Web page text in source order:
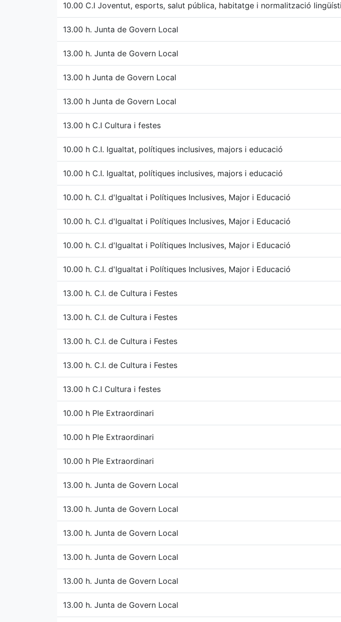
10.00 C.I Joventut, esports, salut pública, habitatge i normalització
13.00 h. Junta de Govern Local
13.00 h. Junta de Govern Local
13.00 h Junta de Govern Local
13.00 h Junta de Govern Local
13.00 h C.I Cultura i festes
10.00 h C.I. Igualtat, polítiques inclusives, majors i educació
10.00 h C.I. Igualtat, polítiques inclusives, majors i educació
10.00 h. C.I. d'Igualtat i Polítiques Inclusives, Major i Educació
10.00 h. C.I. d'Igualtat i Polítiques Inclusives, Major i Educació
10.00 h. C.I. d'Igualtat i Polítiques Inclusives, Major i Educació
10.00 h. C.I. d'Igualtat i Polítiques Inclusives, Major i Educació
13.00 h. C.I. de Cultura i Festes
13.00 h. C.I. de Cultura i Festes
13.00 h. C.I. de Cultura i Festes
13.00 h. C.I. de Cultura i Festes
13.00 h C.I Cultura i festes
10.00 h Ple Extraordinari
10.00 h Ple Extraordinari
10.00 h Ple Extraordinari
13.00 h. Junta de Govern Local
13.00 h. Junta de Govern Local
13.00 h. Junta de Govern Local
13.00 h. Junta de Govern Local
13.00 h. Junta de Govern Local
13.00 h. Junta de Govern Local